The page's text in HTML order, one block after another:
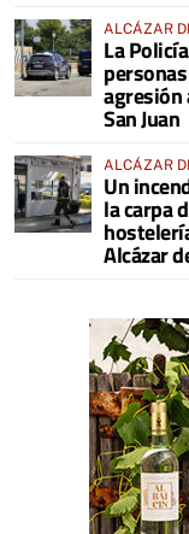
ALCÁZAR
La
agresión
San Juan
ALCÁZAR
Un
la carpa
Alcázar